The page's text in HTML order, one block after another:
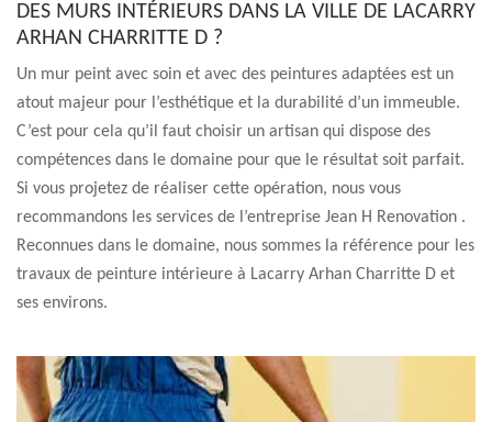
DES MURS INTÉRIEURS DANS LA VILLE DE LACARRY
ARHAN CHARRITTE D ?
Un mur peint avec soin et avec des peintures adaptées est un
atout majeur pour l’esthétique et la durabilité d’un immeuble.
C’est pour cela qu’il faut choisir un artisan qui dispose des
compétences dans le domaine pour que le résultat soit parfait.
Si vous projetez de réaliser cette opération, nous vous
recommandons les services de l’entreprise Jean H Renovation .
Reconnues dans le domaine, nous sommes la référence pour les
travaux de peinture intérieure à Lacarry Arhan Charritte D et
ses environs.